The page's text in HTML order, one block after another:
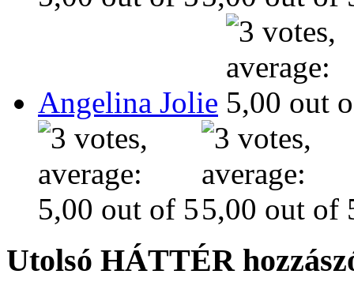
Angelina Jolie
Utolsó HÁTTÉR